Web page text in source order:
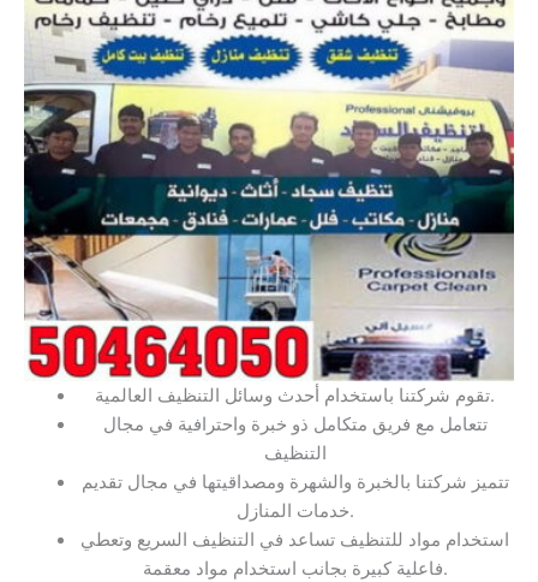
تقوم شركتنا باستخدام أحدث وسائل التنظيف العالمية.
تتعامل مع فريق متكامل ذو خبرة واحترافية في مجال
التنظيف
تتميز شركتنا بالخبرة والشهرة ومصداقيتها في مجال تقديم
خدمات المنازل.
استخدام مواد للتنظيف تساعد في التنظيف السريع وتعطي
فاعلية كبيرة بجانب استخدام مواد معقمة.